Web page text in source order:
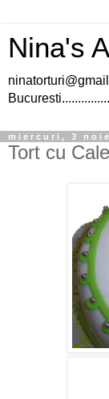
Nina's
miercuri, 3
Tort cu Cale